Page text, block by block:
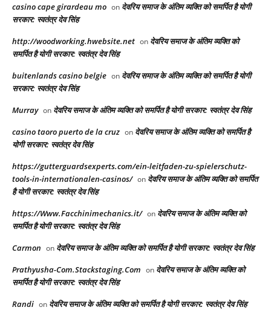
casino cape girardeau mo on देवरिय समाज के अंतिम व्यक्ति को समर्पित है योगी
सरकार: स्वतंत्र देव सिंह
http://woodworking.hwebsite.net on देवरिय समाज के अंतिम व्यक्ति को
समर्पित है योगी सरकार: स्वतंत्र देव सिंह
buitenlands casino belgie on देवरिय समाज के अंतिम व्यक्ति को समर्पित है योगी
सरकार: स्वतंत्र देव सिंह
Murray on देवरिय समाज के अंतिम व्यक्ति को समर्पित है योगी सरकार: स्वतंत्र देव सिंह
casino taoro puerto de la cruz on देवरिय समाज के अंतिम व्यक्ति को समर्पित है
योगी सरकार: स्वतंत्र देव सिंह
https://gutterguardsexperts.com/ein-leitfaden-zu-spielerschutz-
tools-in-internationalen-casinos/ on देवरिय समाज के अंतिम व्यक्ति को समर्पित
है योगी सरकार: स्वतंत्र देव सिंह
https://Www.Facchinimechanics.it/ on देवरिय समाज के अंतिम व्यक्ति को
समर्पित है योगी सरकार: स्वतंत्र देव सिंह
Carmon on देवरिय समाज के अंतिम व्यक्ति को समर्पित है योगी सरकार: स्वतंत्र देव सिंह
Prathyusha-Com.Stackstaging.Com on देवरिय समाज के अंतिम व्यक्ति को
समर्पित है योगी सरकार: स्वतंत्र देव सिंह
Randi on देवरिय समाज के अंतिम व्यक्ति को समर्पित है योगी सरकार: स्वतंत्र देव सिंह